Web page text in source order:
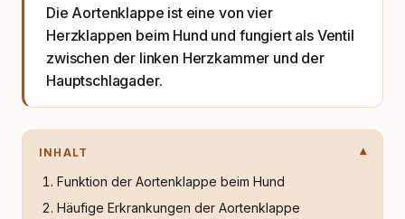
Die Aortenklappe ist eine von vier
Herzklappen beim Hund und fungiert als Ventil
zwischen der linken Herzkammer und der
Hauptschlagader.
INHALT
Funktion der Aortenklappe beim Hund
Häufige Erkrankungen der Aortenklappe